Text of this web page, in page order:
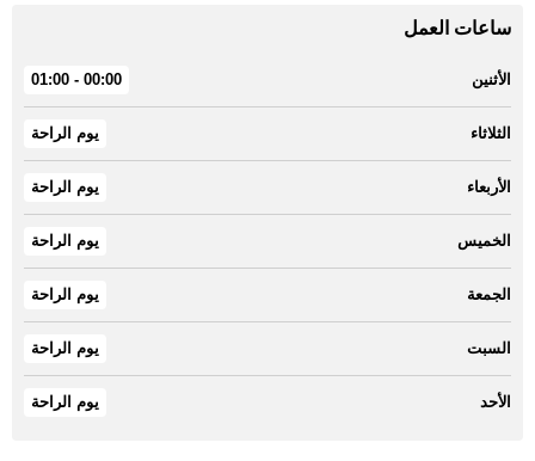
ساعات العمل
الأثنين 00:00 - 01:00
الثلاثاء يوم الراحة
الأربعاء يوم الراحة
الخميس يوم الراحة
الجمعة يوم الراحة
السبت يوم الراحة
الأحد يوم الراحة